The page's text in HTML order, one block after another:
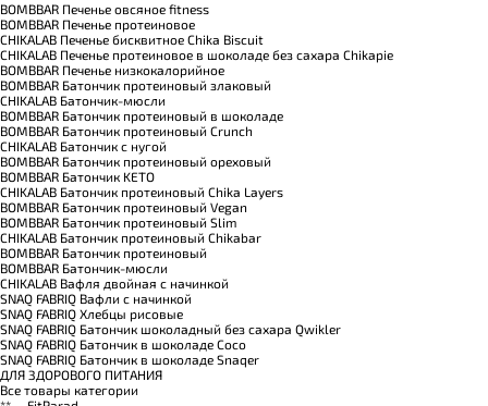
BOMBBAR Печенье овсяное fitness
BOMBBAR Печенье протеиновое
CHIKALAB Печенье бисквитное Chika Biscuit
CHIKALAB Печенье протеиновое в шоколаде без сахара Chikapie
BOMBBAR Печенье низкокалорийное
BOMBBAR Батончик протеиновый злаковый
CHIKALAB Батончик-мюсли
BOMBBAR Батончик протеиновый в шоколаде
BOMBBAR Батончик протеиновый Crunch
CHIKALAB Батончик с нугой
BOMBBAR Батончик протеиновый ореховый
BOMBBAR Батончик KETO
CHIKALAB Батончик протеиновый Chika Layers
BOMBBAR Батончик протеиновый Vegan
BOMBBAR Батончик протеиновый Slim
CHIKALAB Батончик протеиновый Chikabar
BOMBBAR Батончик протеиновый
BOMBBAR Батончик-мюсли
CHIKALAB Вафля двойная с начинкой
SNAQ FABRIQ Вафли с начинкой
SNAQ FABRIQ Хлебцы рисовые
SNAQ FABRIQ Батончик шоколадный без сахара Qwikler
SNAQ FABRIQ Батончик в шоколаде Coco
SNAQ FABRIQ Батончик в шоколаде Snaqer
ДЛЯ ЗДОРОВОГО ПИТАНИЯ
Все товары категории